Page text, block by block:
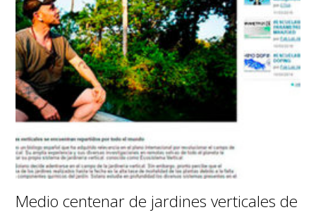
Medio centenar de jardines verticales de